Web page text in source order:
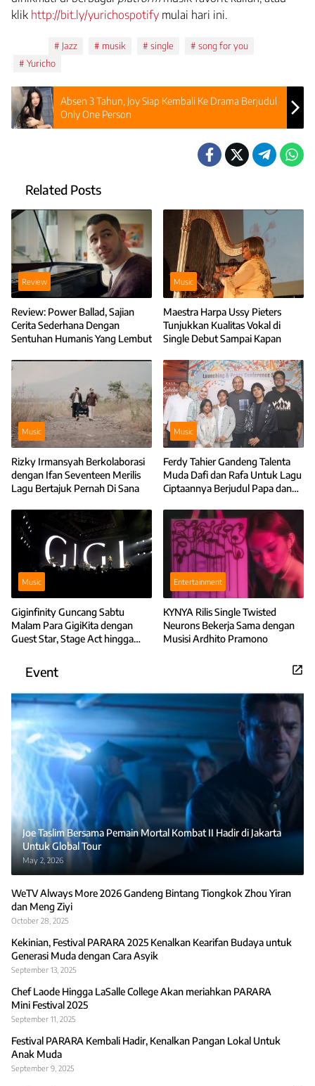
klik http://bit.ly/yurichospotify mulai hari ini.
Jazz musik single
song for you
Yuricho
Absen 3 Tahun, Joy Siap Kembali Ke Drama Berjudul
Only One Person
Related Posts
Review
Review: Power Ballad, Sajian
Cerita Sederhana Dengan
Sentuhan Humanis Yang Lembut
Music
Maestra Harpa Ussy Pieters
Tunjukkan Kualitas Vokal di
Single Debut Sampai Kapan
Music
Rizky Irmansyah Berkolaborasi
dengan Ifan Seventeen Merilis
Lagu Bertajuk Pernah Di Sana
Music
Ferdy Tahier Gandeng Talenta
Muda Dafi dan Rafa Untuk Lagu
Ciptaannya Berjudul Papa dan
Music
Giginfinity Guncang Sabtu
Malam Para GigiKita dengan
Guest Star, Stage Act hingga
Entertainment
KYNYA Rilis Single Twisted
Neurons Bekerja Sama dengan
Musisi Ardhito Pramono
Event
Joe Taslim Bersama Pemain Mortal Kombat II Hadir di Jakarta
Untuk Global Tour
May 2, 2026
WeTV Always More 2026 Gandeng Bintang Tiongkok Zhou Yiran
dan Meng Ziyi
October 28, 2025
Kekinian, Festival PARARA 2025 Kenalkan Kearifan Budaya untuk
Generasi Muda dengan Cara Asyik
September 13, 2025
Chef Laode Hingga LaSalle College Akan meriahkan PARARA
Mini Festival 2025
September 11, 2025
Festival PARARA Kembali Hadir, Kenalkan Pangan Lokal Untuk
Anak Muda
September 9, 2025